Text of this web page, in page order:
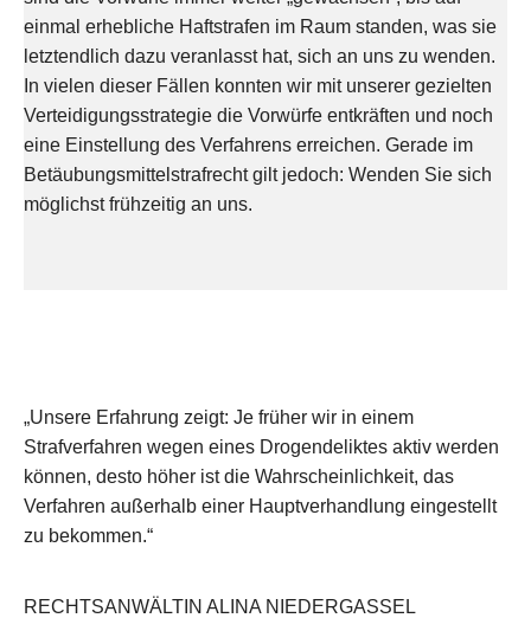
einmal erhebliche Haftstrafen im Raum standen, was sie
letztendlich dazu veranlasst hat, sich an uns zu wenden.
In vielen dieser Fällen konnten wir mit unserer gezielten
Verteidigungsstrategie die Vorwürfe entkräften und noch
eine Einstellung des Verfahrens erreichen. Gerade im
Betäubungsmittelstrafrecht gilt jedoch: Wenden Sie sich
möglichst frühzeitig an uns.
„Unsere Erfahrung zeigt: Je früher wir in einem
Strafverfahren wegen eines Drogendeliktes aktiv werden
können, desto höher ist die Wahrscheinlichkeit, das
Verfahren außerhalb einer Hauptverhandlung eingestellt
zu bekommen.“
RECHTSANWÄLTIN ALINA NIEDERGASSEL